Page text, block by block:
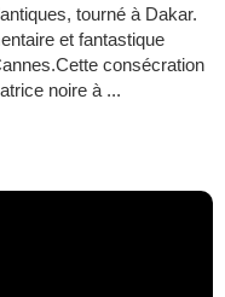
tourné à Dakar.
et fantastique
consécration
noire à ...